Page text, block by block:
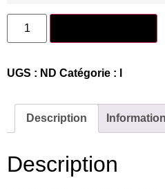
UGS : ND Catégorie :
Description
Description